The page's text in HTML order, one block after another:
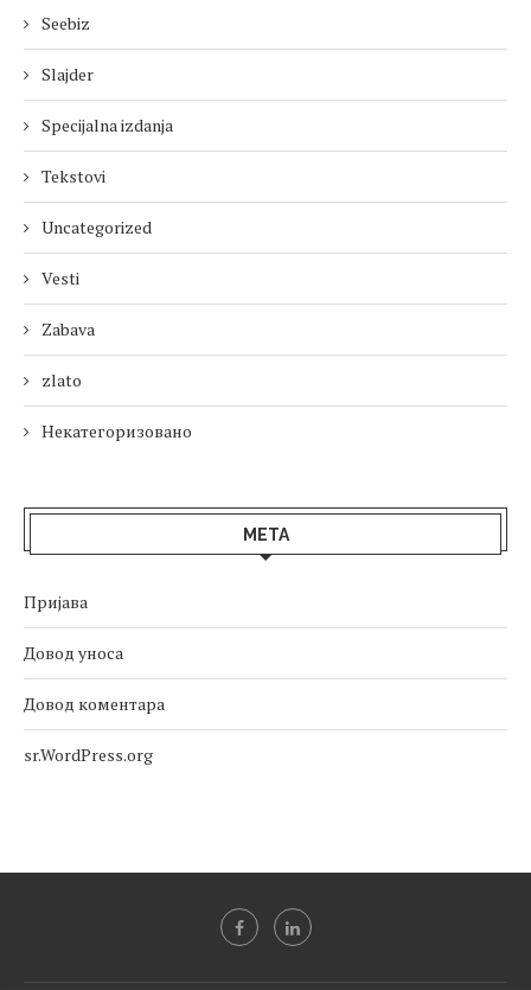
Seebiz
Slajder
Specijalna izdanja
Tekstovi
Uncategorized
Vesti
Zabava
zlato
Некатегоризовано
МЕТА
Пријава
Довод уноса
Довод коментара
sr.WordPress.org